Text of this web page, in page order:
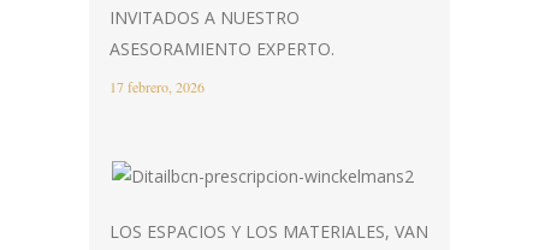
INVITADOS A NUESTRO
ASESORAMIENTO EXPERTO.
17 febrero, 2026
LOS ESPACIOS Y LOS MATERIALES, VAN